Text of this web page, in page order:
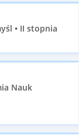
• II stopnia
Nauk